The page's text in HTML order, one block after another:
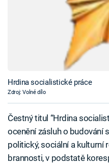
Hrdina socialistické práce
Zdroj: Volné dílo
Čestný titul “Hrdina
ocenění zásluh o budování
politický, sociální a kulturní
brannosti, v podstatě